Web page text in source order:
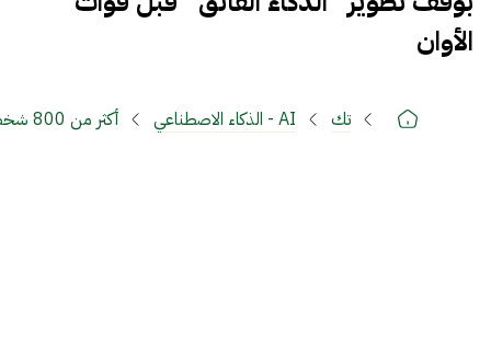
الأوان
تك AI - الذكاء الاصطناعي أكثر من 800 شخصية عالمية تطالب بوقف تطوير “الذكاء الفائق” قبل فوات الأوان